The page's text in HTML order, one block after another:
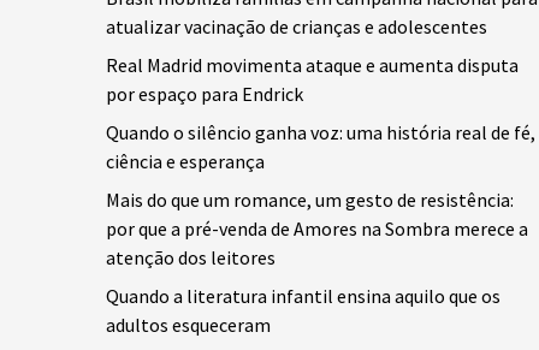
atualizar vacinação de crianças e adolescentes
Real Madrid movimenta ataque e aumenta disputa
por espaço para Endrick
Quando o silêncio ganha voz: uma história real de fé,
ciência e esperança
Mais do que um romance, um gesto de resistência:
por que a pré-venda de Amores na Sombra merece a
atenção dos leitores
Quando a literatura infantil ensina aquilo que os
adultos esqueceram